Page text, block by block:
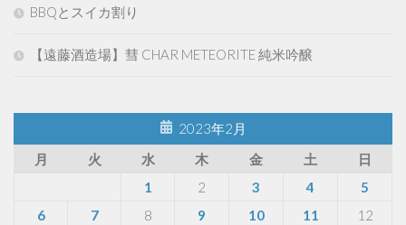
BBQとスイカ割り
【遠藤酒造場】彗 CHAR METEORITE 純米吟醸
2023年2月
月
火 水 木 金 土
日
1
2 3 4
5
6
7 8 9 10 11
12